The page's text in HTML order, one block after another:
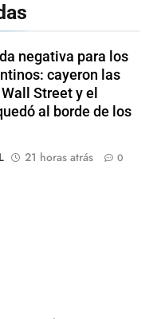
negativa para los
cayeron las
Street y el
al borde de los
21 horas atrás 0